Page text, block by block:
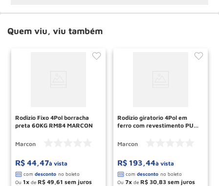
Quem viu, viu também
Rodizio Fixo 4Pol borracha
preta 60KG RM84 MARCON
Marcon
R$ 44 47à vista
Ou 1 de R$ 49 61
Rodizio giratorio 4Pol em
ferro com revestimento PU
Marcon
R$ 193 44à vista
Ou 7 de R$ 30 83